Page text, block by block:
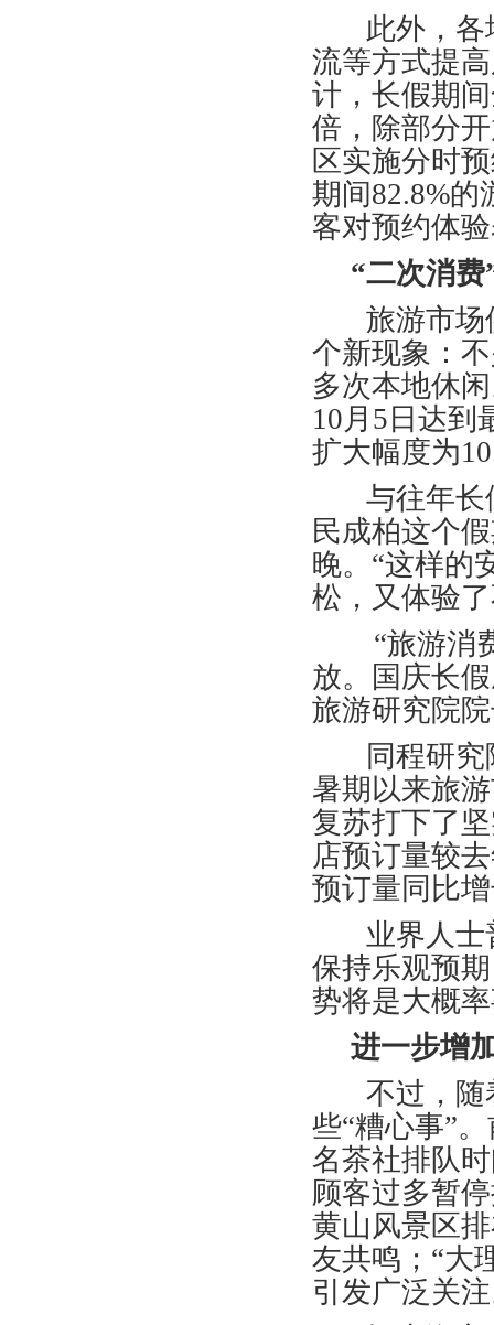
此外，各
流等方式提
计，长假期
倍，除部分
区实施分时
期间82.8%的
客对预约体
“二次消费
旅游市场
个新现象：
多次本地休
10月5日达到
扩大幅度为
与往年长
民成柏这个
晚。“这样的
松，又体验
“旅游消费
放。国庆长
旅游研究院
同程研究
暑期以来旅
复苏打下了
店预订量较
预订量同比
业界人士
保持乐观预
势将是大概
进一步增加
不过，随着
些“糟心事”
名茶社排队
顾客过多暂
黄山风景区
友共鸣；“大
引发广泛关